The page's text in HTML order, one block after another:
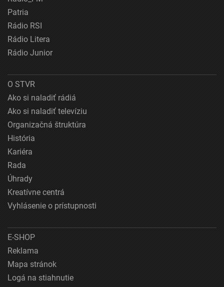
Patria
Rádio RSI
Rádio Litera
Rádio Junior
O STVR
Ako si naladiť rádiá
Ako si naladiť televíziu
Organizačná štruktúra
História
Kariéra
Rada
Úhrady
Kreatívne centrá
Vyhlásenie o prístupnosti
E-SHOP
Reklama
Mapa stránok
Logá na stiahnutie